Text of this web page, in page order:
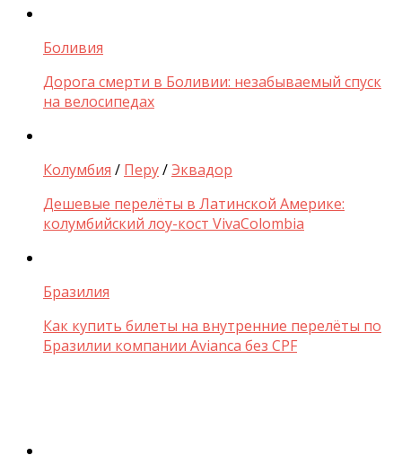
Боливия
Дорога смерти в Боливии: незабываемый спуск
на велосипедах
Колумбия / Перу/Эквадор
Дешевые перелёты в Латинской Америке:
колумбийский лоу-кост VivaColombia
Бразилия
Как купить билеты на внутренние перелёты по
Бразилии компании Avianca без CPF